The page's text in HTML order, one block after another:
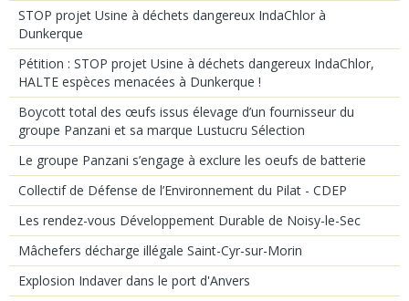
STOP projet Usine à déchets dangereux IndaChlor à
Dunkerque
Pétition : STOP projet Usine à déchets dangereux IndaChlor,
HALTE espèces menacées à Dunkerque !
Boycott total des œufs issus élevage d’un fournisseur du
groupe Panzani et sa marque Lustucru Sélection
Le groupe Panzani s’engage à exclure les oeufs de batterie
Collectif de Défense de l’Environnement du Pilat - CDEP
Les rendez-vous Développement Durable de Noisy-le-Sec
Mâchefers décharge illégale Saint-Cyr-sur-Morin
Explosion Indaver dans le port d'Anvers